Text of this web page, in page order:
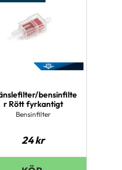
bensinfilte
r Rött fyrkantigt
Bensinfilter
24kr